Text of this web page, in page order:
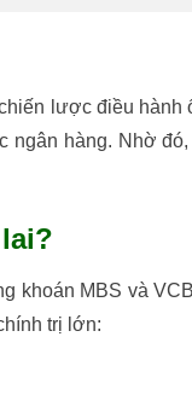
lược điều
ngân hàng. Nhờ
MBS và
trị lớn: